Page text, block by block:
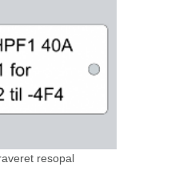
resopal